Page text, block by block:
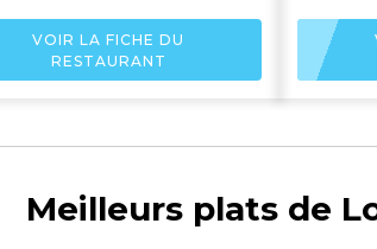
VOIR LA FICHE DU
RESTAURANT
Meilleurs plats de